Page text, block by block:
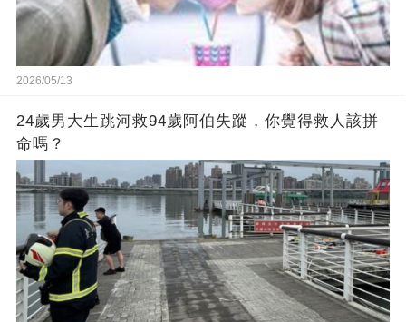
2026/05/13
24歲男大生跳河救94歲阿伯失蹤，你覺得救人該拼
命嗎？